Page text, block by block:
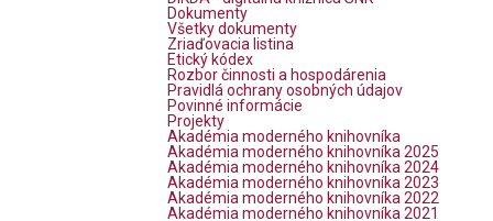
Dokumenty
Všetky dokumenty
Zriaďovacia listina
Etický kódex
Rozbor činnosti a hospodárenia
Pravidlá ochrany osobných údajov
Povinné informácie
Projekty
Akadémia moderného knihovníka
Akadémia moderného knihovníka 2025
Akadémia moderného knihovníka 2024
Akadémia moderného knihovníka 2023
Akadémia moderného knihovníka 2022
Akadémia moderného knihovníka 2021